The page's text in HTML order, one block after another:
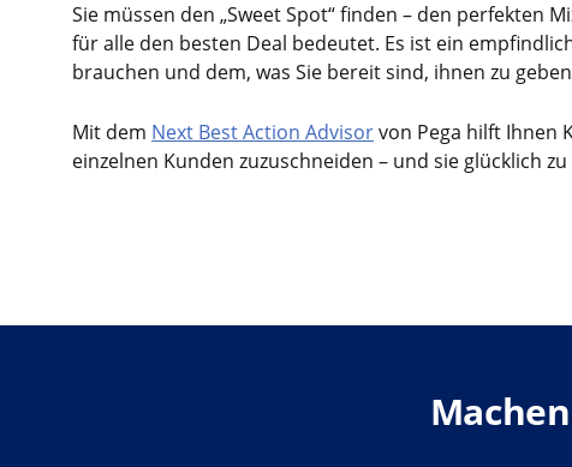
Sie müssen den „Sweet Spot“ finden – den perfekten
für alle den besten Deal bedeutet. Es ist ein
brauchen und dem, was Sie bereit sind, ihnen zu
Mit dem Next Best Action Advisorvon Pega hilft Ihnen
einzelnen Kunden zuzuschneiden – und sie glücklich